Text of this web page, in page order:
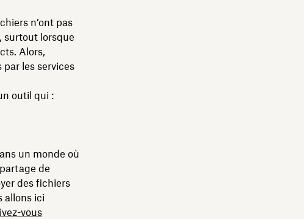
n’ont pas
surtout lorsque
Alors,
les services
outil qui :
un monde où
de
des fichiers
allons ici
vous